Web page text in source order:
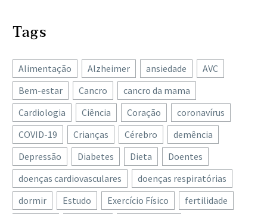
Tags
Alimentação Alzheimer ansiedade
AVC
Bem-estar
Cancro
cancro da mama
Cardiologia
Ciência Coração
coronavírus
COVID-19
Crianças Cérebro
demência
Depressão
Diabetes Dieta
Doentes
doenças cardiovasculares
doenças respiratórias
dormir
Estudo Exercício Físico fertilidade